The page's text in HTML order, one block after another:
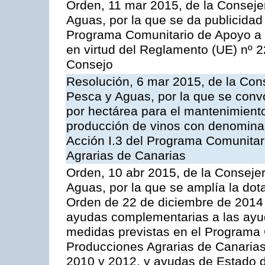
Orden, 11 mar 2015, de la
Aguas, por la que se da
Programa Comunitario de Apoyo
en virtud del Reglamento (UE) nº
Consejo
Resolución, 6 mar 2015, de la
Pesca y Aguas, por la que se
por hectárea para el
producción de vinos con
Acción I.3 del Programa
Agrarias de Canarias
Orden, 10 abr 2015, de la
Aguas, por la que se amplía la
Orden de 22 de diciembre de
ayudas complementarias a las
medidas previstas en el
Producciones Agrarias de
2010 y 2012, y ayudas de Estado